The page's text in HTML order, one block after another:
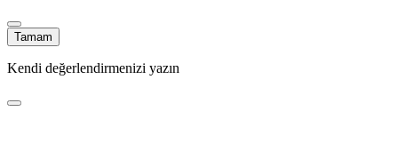
Tamam
Kendi değerlendirmenizi yazın